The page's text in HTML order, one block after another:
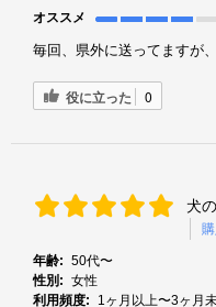
オススメ
毎回、県外に送ってますが
役に立った 0
犬
年齢: 50代〜
性別: 女性
利用頻度:
1ヶ月以上〜3ヶ月